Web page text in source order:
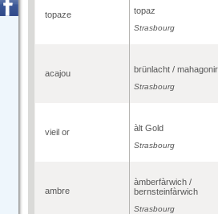
topaze topaz
Strasbourg
acajou brünlacht /
Strasbourg
vieil or àlt Gold
Strasbourg
ambre
àmberfàrwich /
bernsteinfàrwich
Strasbourg